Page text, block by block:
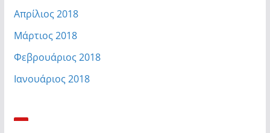
Απρίλιος 2018
Μάρτιος 2018
Φεβρουάριος 2018
Ιανουάριος 2018